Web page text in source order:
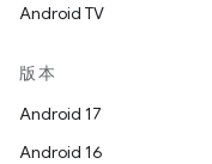
Android TV
版本
Android 17
Android 16